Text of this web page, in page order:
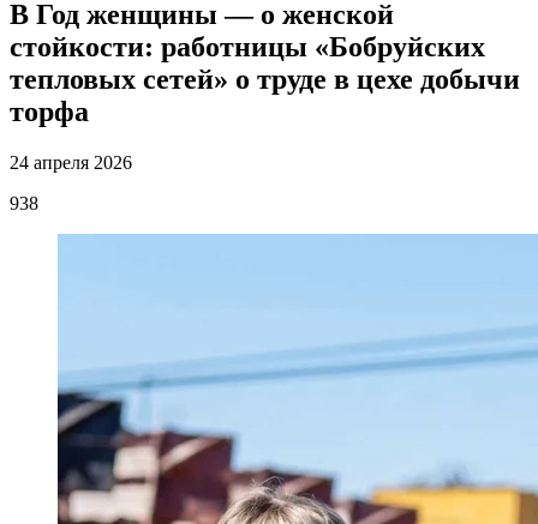
В Год женщины — о женской
стойкости: работницы «Бобруйских
тепловых сетей» о труде в цехе добычи
торфа
24 апреля 2026
938